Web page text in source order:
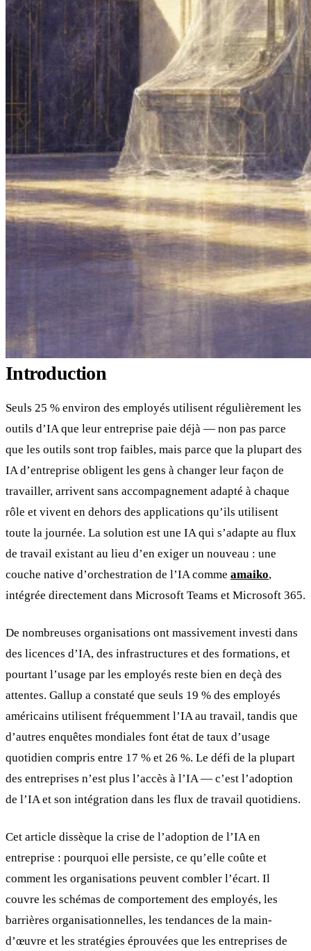
Introduction
Seuls 25 % environ des employés utilisent régulièrement les
outils d’IA que leur entreprise paie déjà — non pas parce
que les outils sont trop faibles, mais parce que la plupart des
IA d’entreprise obligent les gens à changer leur façon de
travailler, arrivent sans accompagnement adapté à chaque
rôle et vivent en dehors des applications qu’ils utilisent
toute la journée. La solution est une IA qui s’adapte au flux
de travail existant au lieu d’en exiger un nouveau : une
couche native d’orchestration de l’IA comme amaiko,
intégrée directement dans Microsoft Teams et Microsoft 365.
De nombreuses organisations ont massivement investi dans
des licences d’IA, des infrastructures et des formations, et
pourtant l’usage par les employés reste bien en deçà des
attentes. Gallup a constaté que seuls 19 % des employés
américains utilisent fréquemment l’IA au travail, tandis que
d’autres enquêtes mondiales font état de taux d’usage
quotidien compris entre 17 % et 26 %. Le défi de la plupart
des entreprises n’est plus l’accès à l’IA — c’est l’adoption
de l’IA et son intégration dans les flux de travail quotidiens.
Cet article dissèque la crise de l’adoption de l’IA en
entreprise : pourquoi elle persiste, ce qu’elle coûte et
comment les organisations peuvent combler l’écart. Il
couvre les schémas de comportement des employés, les
barrières organisationnelles, les tendances de la main-
d’œuvre et les stratégies éprouvées que les entreprises de